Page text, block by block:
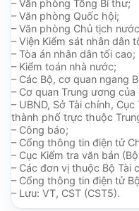
– Văn phòng Tổng Bí thư;
– Văn phòng Quốc hội;
– Văn phòng Chủ tịch
– Viện Kiểm sát nhân dân
– Tòa án nhân dân tối cao;
– Kiểm toán nhà nước;
– Các Bộ, cơ quan ngang
– Cơ quan Trung ương
– UBND, Sở Tài chính,
thành phố trực thuộc
– Công báo;
– Cổng thông tin điện tử
– Cục Kiểm tra văn bản
– Các đơn vị thuộc Bộ Tài
– Cổng thông tin điện tử
– Lưu: VT, CST (CST5).